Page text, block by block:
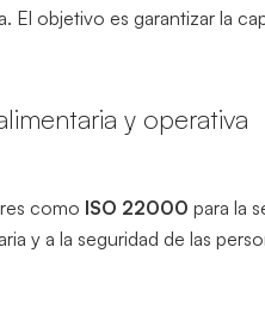
El objetivo es garantizar la
y operativa
como ISO 22000 para la
y a la seguridad de las